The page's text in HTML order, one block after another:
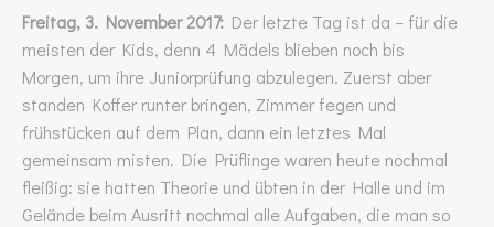
Freitag, 3. November 2017: Der letzte Tag ist da – für die
meisten der Kids, denn 4 Mädels blieben noch bis
Morgen, um ihre Juniorprüfung abzulegen. Zuerst aber
standen Koffer runter bringen, Zimmer fegen und
frühstücken auf dem Plan, dann ein letztes Mal
gemeinsam misten. Die Prüflinge waren heute nochmal
fleißig: sie hatten Theorie und übten in der Halle und im
Gelände beim Ausritt nochmal alle Aufgaben, die man so